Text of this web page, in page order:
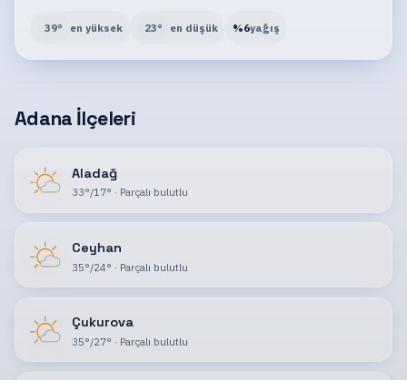
39° en yüksek 23° en düşük %6yağış
Adana İlçeleri
Aladağ
33°/17° · Parçalı bulutlu
Ceyhan
35°/24° · Parçalı bulutlu
Çukurova
35°/27° · Parçalı bulutlu